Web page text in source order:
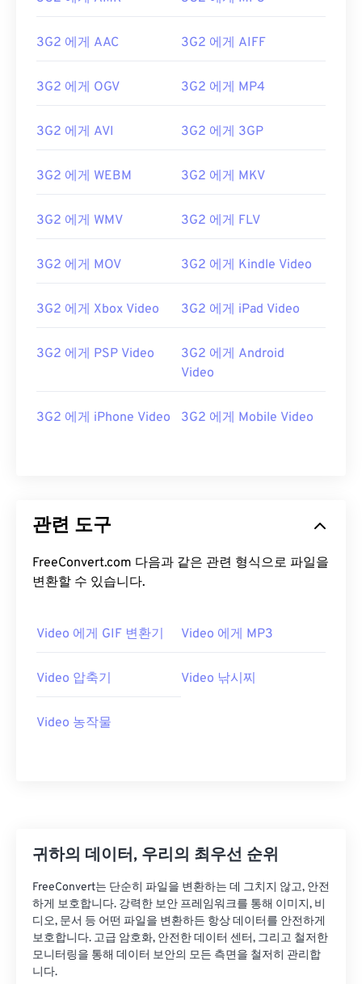
최초 출시: 1998년
https://en.wikipedia.org/wiki/3세대_파트너십_프
http://www.3gpp2.org/
3G2 에게 AAC 3G2 에게 AIFF
3G2 에게 OGV 3G2 에게 MP4
3G2 에게 AVI 3G2 에게 3GP
3G2 에게 WEBM 3G2 에게 MKV
3G2 에게 WMV 3G2 에게 FLV
3G2 에게 MOV 3G2 에게 Kindle Video
3G2 에게 Xbox Video 3G2 에게 iPad Video
3G2 에게 PSP Video
3G2 에게 Android
Video
3G2 에게 iPhone Video 3G2 에게 Mobile Video
관련 도구
FreeConvert.com 다음과 같은 관련 형식으로 파일을
변환할 수 있습니다.
Video 에게 GIF 변환기 Video 에게 MP3
Video 압축기 Video 낚시찌
Video 농작물
귀하의 데이터, 우리의 최우선 순위
FreeConvert는 단순히 파일을 변환하는 데 그치지 않고, 안전
하게 보호합니다. 강력한 보안 프레임워크를 통해 이미지, 비
디오, 문서 등 어떤 파일을 변환하든 항상 데이터를 안전하게
보호합니다. 고급 암호화, 안전한 데이터 센터, 그리고 철저한
모니터링을 통해 데이터 보안의 모든 측면을 철저히 관리합
니다.